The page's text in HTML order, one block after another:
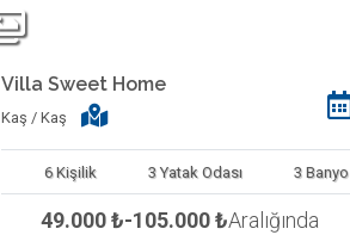
Villa Sweet Home
Kaş / Kaş
6 Kişilik 3 Yatak Odası 3 Banyo
49.000 ₺-105.000 ₺Aralığında